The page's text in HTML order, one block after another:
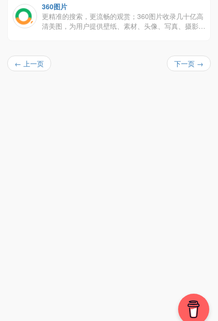
业价值!
360图片
更精准的搜索，更流畅的观赏；360图片收录几十亿高
清美图，为用户提供壁纸、素材、头像、写真、摄影、
← 上一页 下一页 →